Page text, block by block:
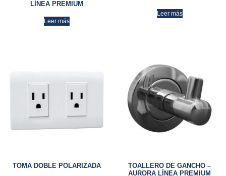
LÍNEA PREMIUM
Leer más
Leer más
TOMA DOBLE POLARIZADA
TOALLERO DE GANCHO –
AURORA LÍNEA PREMIUM